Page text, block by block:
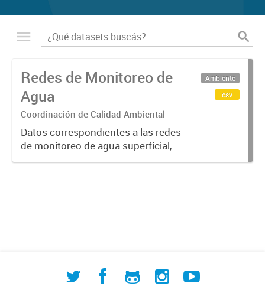
Redes de Monitoreo de
Agua
Coordinación de Calidad Ambiental
Datos correspondientes a las redes
de monitoreo de agua superficial,
subterránea y humedales (cuerpos
Ambiente
csv